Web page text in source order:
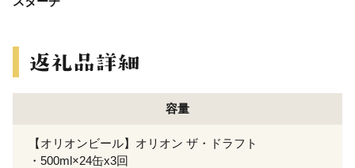
容量
【オリオンビール】オリオン ザ・ドラフト
・500ml×24缶x3回